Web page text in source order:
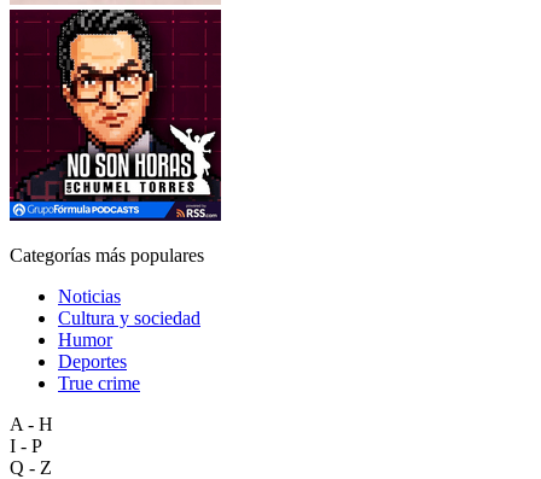
Categorías más populares
Noticias
Cultura y sociedad
Humor
Deportes
True crime
A - H
I - P
Q - Z